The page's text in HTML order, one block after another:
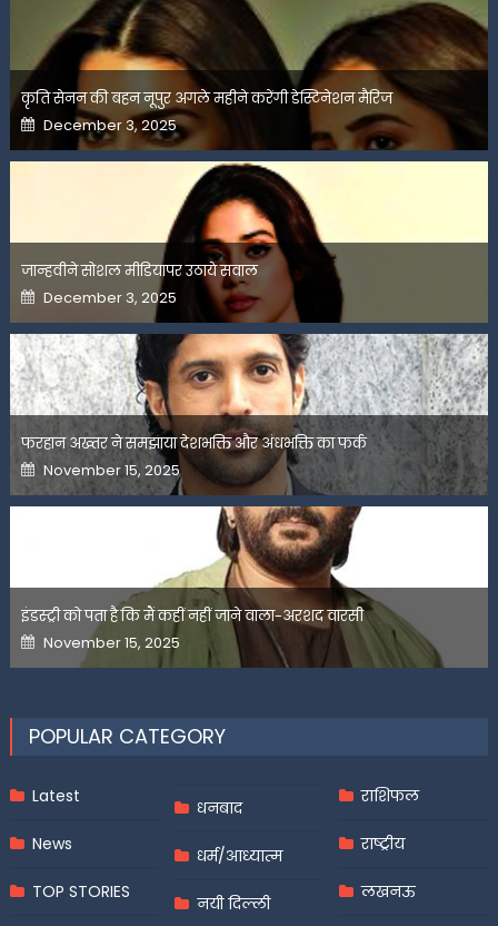
कृति सेनन की बहन नूपुर अगले महीने करेंगी डेस्टिनेशन मैरिज
Posted
on
December 3, 2025
जान्हवीने सोशल मीडियापर उठाये सवाल
Posted
on
December 3, 2025
फरहान अख्तर ने समझाया देशभक्ति और अंधभक्ति का फर्क
Posted
on
November 15, 2025
इंडस्ट्री को पता है कि मैं कहीं नहीं जाने वाला-अरशद वारसी
Posted
on
November 15, 2025
POPULAR CATEGORY
Latest
News
TOP STORIES
धनबाद
धर्म/आध्यात्म
नयी दिल्ली
राशिफल
राष्ट्रीय
लखनऊ